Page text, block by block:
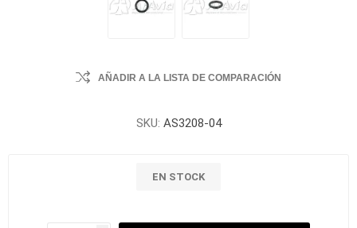
AÑADIR A LA LISTA DE COMPARACIÓN
SKU: AS3208-04
EN STOCK